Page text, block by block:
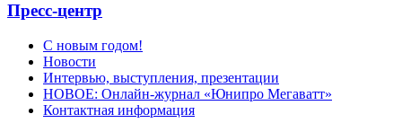
Пресс-центр
С новым годом!
Новости
Интервью, выступления, презентации
НОВОЕ: Онлайн-журнал «Юнипро Мегаватт»
Контактная информация